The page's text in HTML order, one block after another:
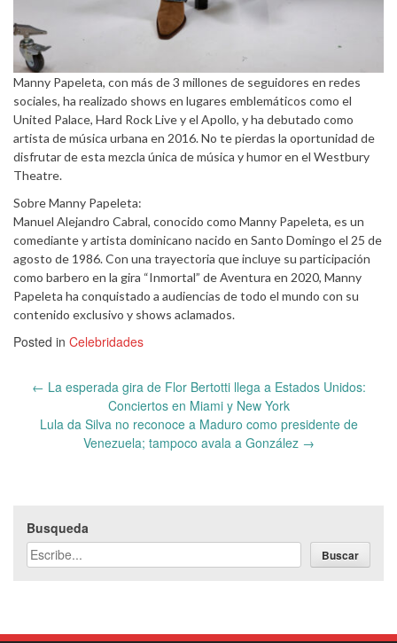
Manny Papeleta, con más de 3 millones de seguidores en redes
sociales, ha realizado shows en lugares emblemáticos como el
United Palace, Hard Rock Live y el Apollo, y ha debutado como
artista de música urbana en 2016. No te pierdas la oportunidad de
disfrutar de esta mezcla única de música y humor en el Westbury
Theatre.
Sobre Manny Papeleta:
Manuel Alejandro Cabral, conocido como Manny Papeleta, es un
comediante y artista dominicano nacido en Santo Domingo el 25 de
agosto de 1986. Con una trayectoria que incluye su participación
como barbero en la gira “Inmortal” de Aventura en 2020, Manny
Papeleta ha conquistado a audiencias de todo el mundo con su
contenido exclusivo y shows aclamados.
Posted in Celebridades
Post
← La esperada gira de Flor Bertotti llega a Estados Unidos:
Conciertos en Miami y New York
Lula da Silva no reconoce a Maduro como presidente de
Venezuela; tampoco avala a González →
Busqueda
Buscar